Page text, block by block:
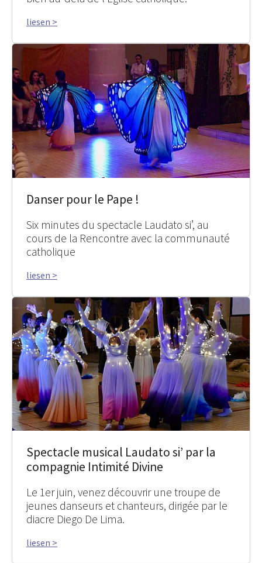
liesen >
Danser pour le Pape !
Six minutes du spectacle Laudato si’, au
cours de la Rencontre avec la communauté
catholique
liesen >
Spectacle musical Laudato si’ par la
compagnie Intimité Divine
Le 1er juin, venez découvrir une troupe de
jeunes danseurs et chanteurs, dirigée par le
diacre Diego De Lima.
liesen >